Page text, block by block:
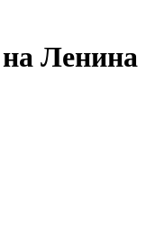
Ленина